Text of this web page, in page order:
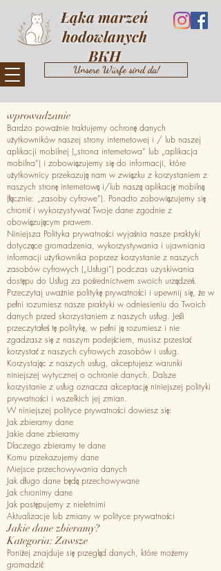
Łąka marzeń
hodowlanych
BKH
Unsere Würfe sind da!
wprowadzanie
Bardzo poważnie traktujemy ochronę danych
użytkowników naszej strony internetowej i / lub naszej
aplikacji mobilnej („strona internetowa” lub „aplikacja
mobilna”) i zobowiązujemy się do informacji, które
użytkownicy przekazują nam w związku z korzystaniem z
naszych stronę internetową i/lub naszą aplikację mobilną
(łącznie: „zasoby cyfrowe”). Ponadto zobowiązujemy się
chronić i wykorzystywać Twoje dane zgodnie z
obowiązującym prawem.
Niniejsza Polityka prywatności wyjaśnia nasze praktyki
dotyczące gromadzenia, wykorzystywania i ujawniania
informacji użytkownika poprzez korzystanie z naszych
zasobów cyfrowych („Usługi”) podczas uzyskiwania
dostępu do Usług za pośrednictwem swoich urządzeń.
Przeczytaj uważnie politykę prywatności i upewnij się, że w
pełni rozumiesz nasze praktyki w odniesieniu do Twoich
danych przed skorzystaniem z naszych usług. Jeśli
przeczytałeś tę politykę, w pełni ją rozumiesz i nie
zgadzasz się z naszym podejściem, musisz przestać
korzystać z naszych cyfrowych zasobów i usług.
Korzystając z naszych usług, akceptujesz warunki
niniejszej wytycznej o ochronie danych. Dalsze
korzystanie z usług oznacza akceptację niniejszej polityki
prywatności i wszelkich jej zmian.
W niniejszej polityce prywatności dowiesz się:
Jak zbieramy dane
Jakie dane zbieramy
Dlaczego zbieramy te dane
Komu przekazujemy dane
Miejsce przechowywania danych
Jak długo dane będą przechowywane
Jak chronimy dane
Jak postępujemy z nieletnimi
Aktualizacje lub zmiany w polityce prywatności
Jakie dane zbieramy?
Kategoria: Zawsze
Poniżej znajduje się przegląd danych, które możemy
gromadzić: